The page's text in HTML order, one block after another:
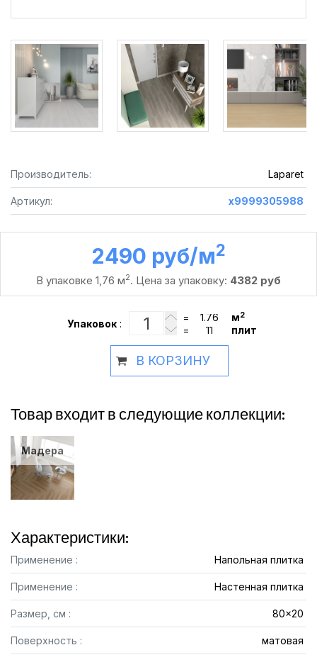
Производитель: Laparet
Артикул: х9999305988
2490 руб /м2
В упаковке 1,76 м2. Цена за упаковку: 4382 руб
Упаковок :
= м2
= плит
В КОРЗИНУ
Товар входит в следующие коллекции:
Мадера
Характеристики:
Применение : Напольная плитка
Применение : Настенная плитка
Размер, см : 80x20
Поверхность : матовая